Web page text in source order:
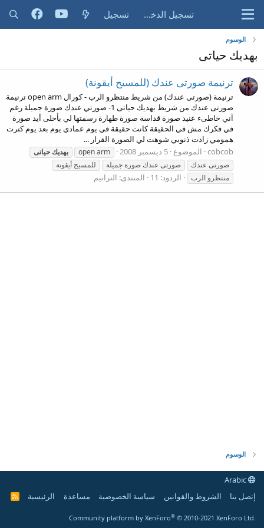
تسجيل الدخول تسجيل
الوسوم
بهديك حياتى
ترنيمة صورتى عندك (للمسيح أيقونة)
ترنيمة (صورتى عندك) من شريط منتظرو الرب - كورال open arm ترنيمة
صورتى عندك من شريط بهديك حياتى 1- صورتي عندك صورة جميلة رغم
آني خاطىء عنيد صورة قداسة صورة طهارة رسمتها لي بأحلى أيد صورة
في فكرك مش في الحقيقة كانت حقيقة في يوم عمادي يوم بعد يوم كترت
همومي زادت ذنوبي شوهت لي الصورة القرار ...
cobcob الموضوع 5 ديسمبر 2008 open arm بهديك حياتى
صورتى عندك
صورتى عندك صورة جميلة
للمسيح أيقونة
منتظرو الرب
الردود: 11 المنتدى: الترانيم
الوسوم
إتصل بنا
الشروط والقوانين سياسة الخصوصية مساعدة الرئيسية
R
Community platform by XenForo® © 2010-2021 XenForo Ltd.